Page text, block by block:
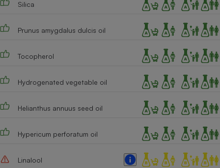
Silica
Prunus amygdalus dulcis oil
Tocopherol
Hydrogenated vegetable oil
Helianthus annuus seed oil
Hypericum perforatum oil
Linalool